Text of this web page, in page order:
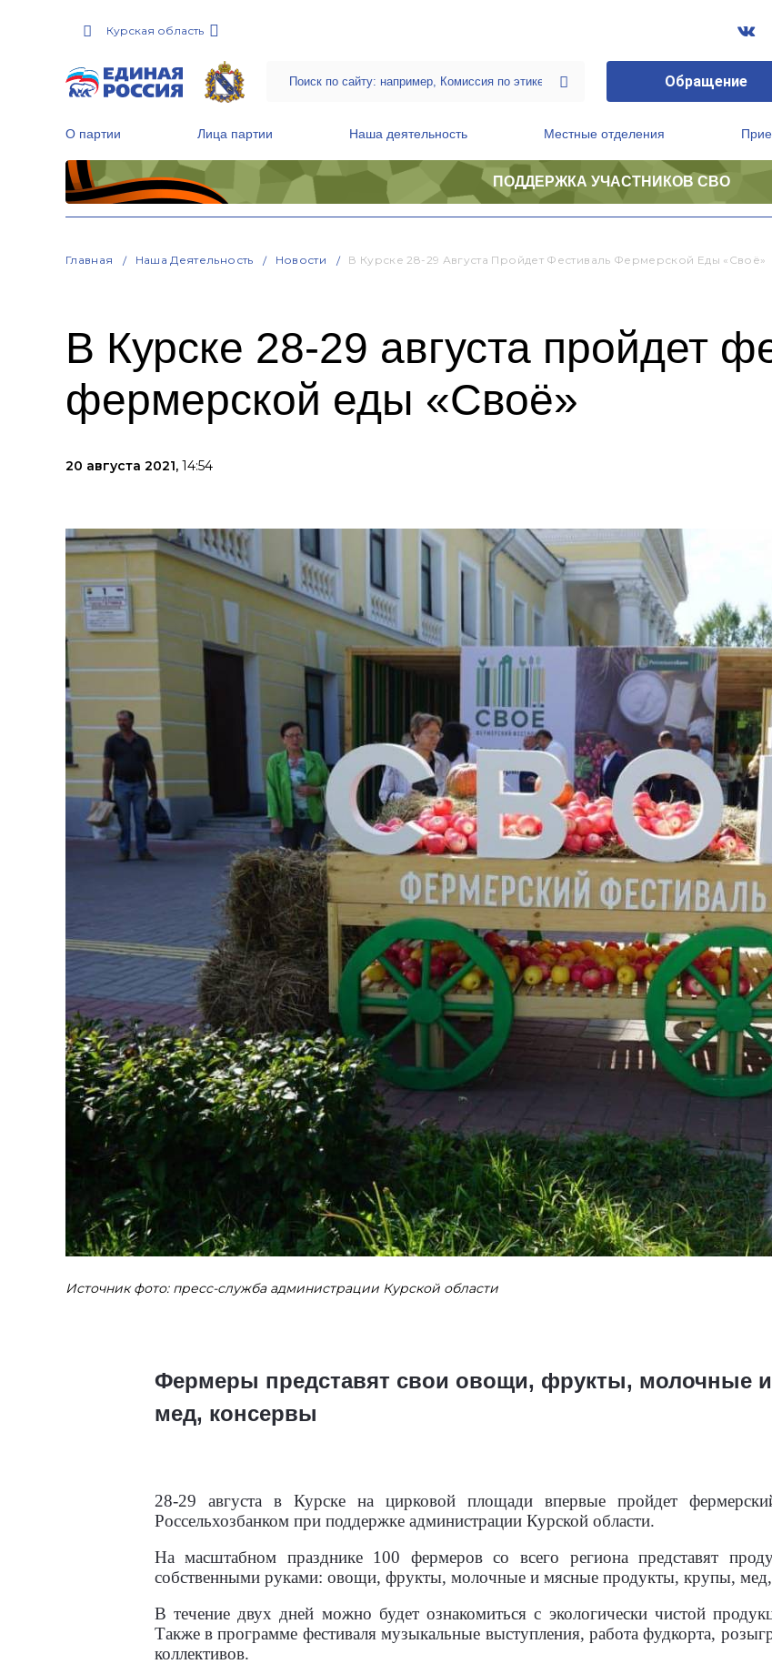
Курская область
Обращение
О партии Лица партии Наша деятельность Местные отделения
ПОДДЕРЖКА УЧАСТНИКОВ СВО
Главная Наша Деятельность Новости В Курске 28-29 Августа Пройдет Фестиваль Фермерской Еды «Своё»
В Курске 28-29 августа пройдет
фермерской еды «Своё»
20 августа 2021, 14:54
Источник фото: пресс-служба администрации Курской области
Фермеры представят свои овощи, фрукты, молочные
мед, консервы
28-29 августа в Курске на цирковой площади впервые пройдет
Россельхозбанком при поддержке администрации Курской области.
На масштабном празднике 100 фермеров со всего региона представят
собственными руками: овощи, фрукты, молочные и мясные продукты, крупы, мед,
В течение двух дней можно будет ознакомиться с экологически чистой
Также в программе фестиваля музыкальные выступления, работа фудкорта,
коллективов.